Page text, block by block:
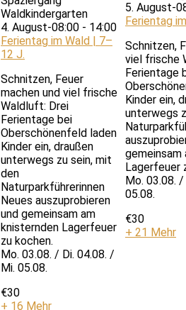
4. August-08:00 - 14:00
Ferientag im Wald | 7–
12 J.
Schnitzen, Feuer
machen und viel frische
Waldluft: Drei
Ferientage bei
Oberschönenfeld laden
Kinder ein, draußen
unterwegs zu sein, mit
den
Naturparkführerinnen
Neues auszuprobieren
und gemeinsam am
knisternden Lagerfeuer
zu kochen.
Mo. 03.08. / Di. 04.08. /
Mi. 05.08.
€30
+ 16 Mehr
5. August-
Ferientag
Schnitzen,
viel frische
Ferientage
Kinder ein,
unterwegs
gemeinsam
Lagerfeuer
Mo. 03.08.
05.08.
€30
+ 21 Mehr